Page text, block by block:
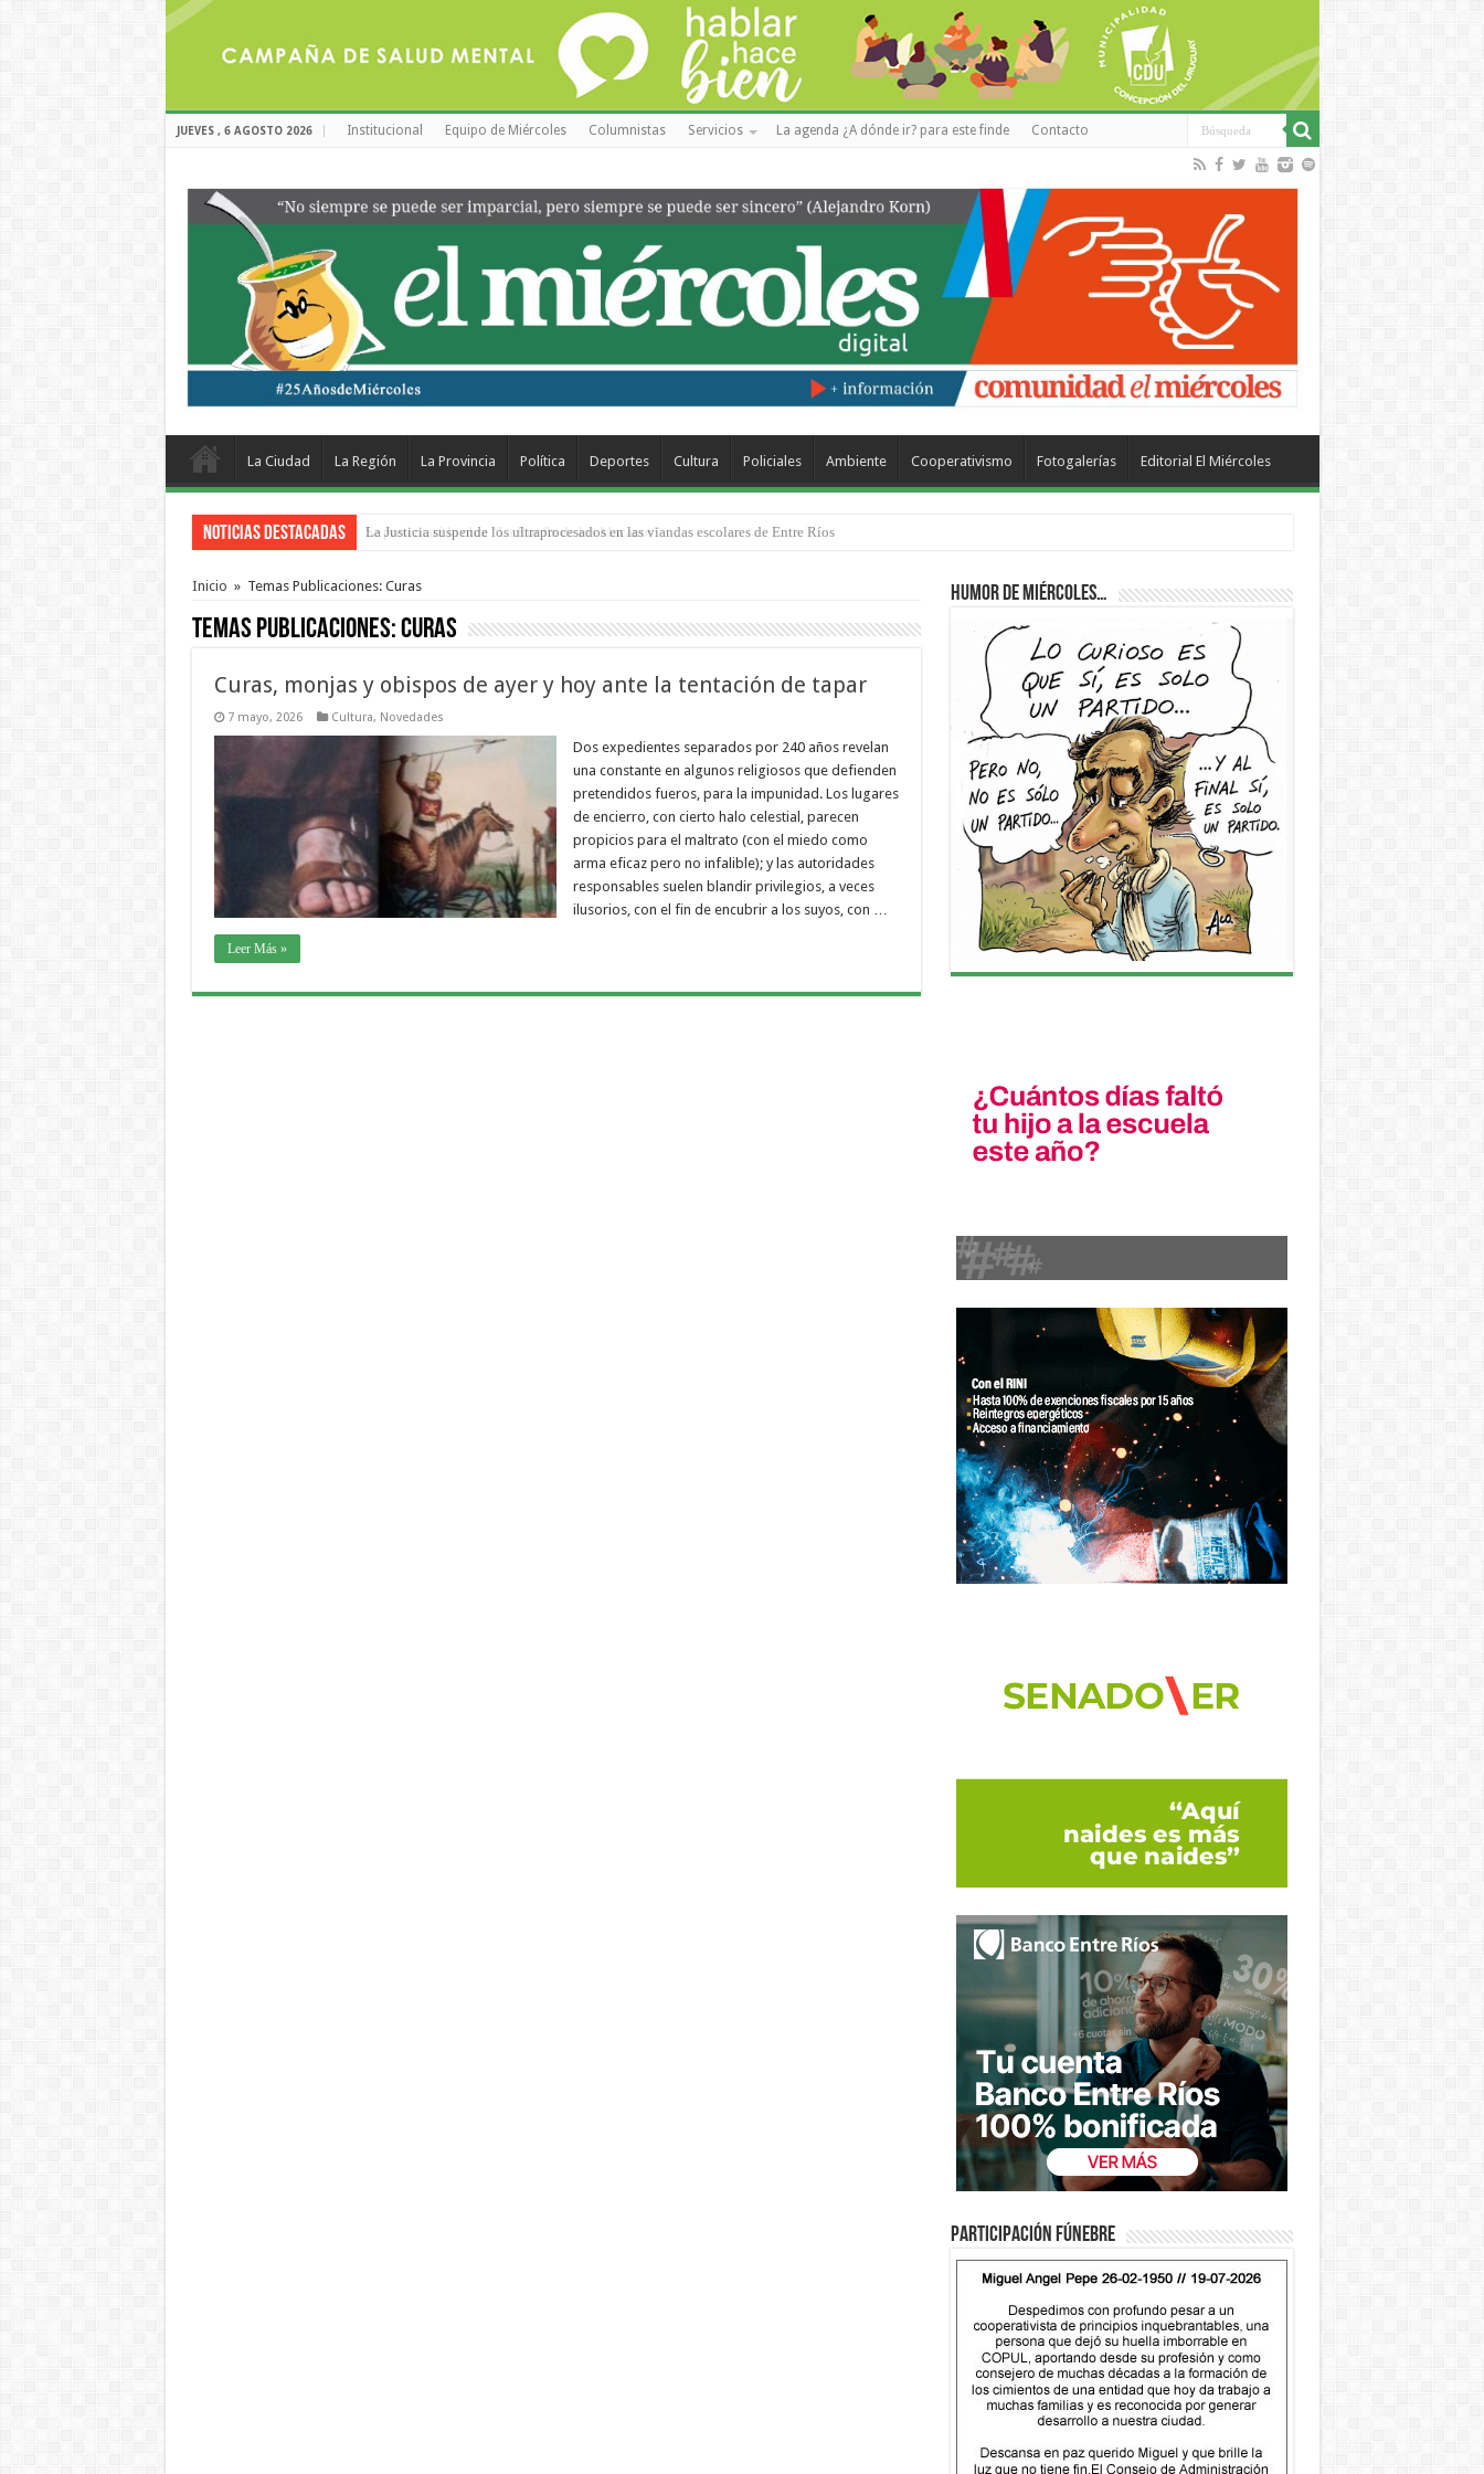
JUEVES , 6 AGOSTO 2026 Institucional Equipo de Miércoles Columnistas Servicios La agenda ¿A dónde ir? para este finde Contacto
La Ciudad La Región La Provincia Política Deportes Cultura Policiales Ambiente Cooperativismo Fotogalerías Editorial El Miércoles
Noticias Destacadas Se presentará la obra “La Runfla de los Macanos”
Inicio » Temas Publicaciones: Curas
Temas Publicaciones:Curas
Curas, monjas y obispos de ayer y hoy ante la tentación de tapar
7 mayo, 2026 Cultura, Novedades
Dos expedientes separados por 240 años revelan
una constante en algunos religiosos que defienden
pretendidos fueros, para la impunidad. Los lugares
de encierro, con cierto halo celestial, parecen
propicios para el maltrato (con el miedo como
arma eficaz pero no infalible); y las autoridades
responsables suelen blandir privilegios, a veces
ilusorios, con el fin de encubrir a los suyos, con …
Leer Más »
Humor de Miércoles…
Participación fúnebre